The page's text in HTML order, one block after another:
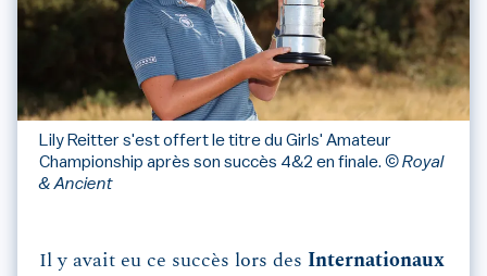
Lily Reitter s'est offert le titre du Girls' Amateur
Championship après son succès 4&2 en finale. © Royal
& Ancient
Il y avait eu ce succès lors des Internationaux